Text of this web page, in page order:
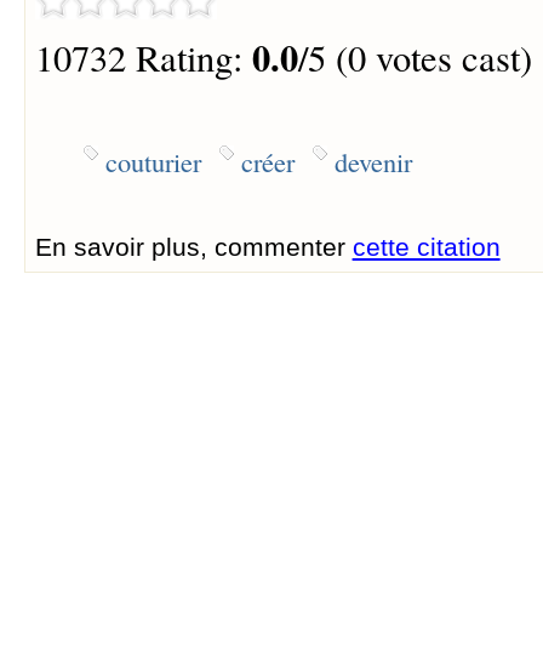
10732 Rating: 0.0/5 (0 votes cast)
couturier créer devenir
En savoir plus, commenter cette citation